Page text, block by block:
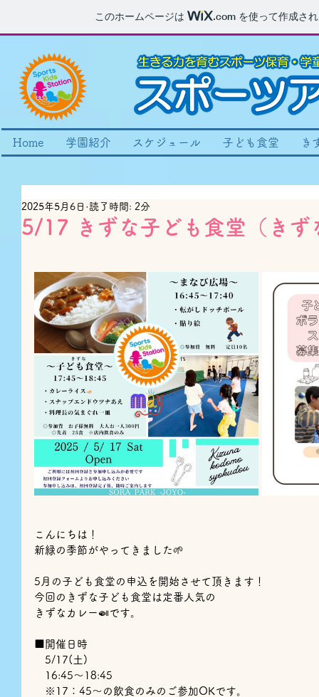
このホームページは .com を使って作成さ
Home 学園紹介 スケジュール 子ども食堂 き
5/17 きずな子ども食堂（きず
2025年5月6日 読了時間: 2分
こんにちは！
新緑の季節がやってきました🌱
5月の子ども食堂の申込を開始させて頂きます！
今回のきずな子ども食堂は定番人気の
きずなカレー🍛です。
■開催日時
5/17(土)
16:45〜18:45
※17：45～の飲食のみのご参加OKです。